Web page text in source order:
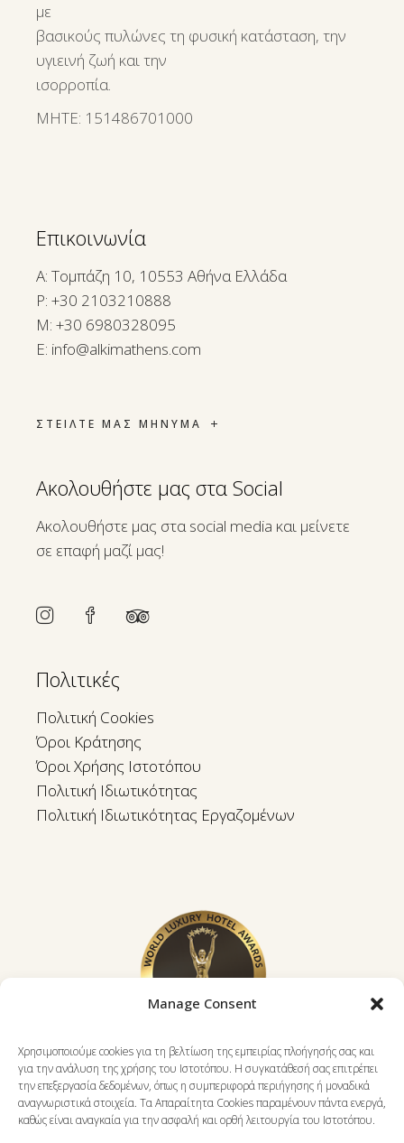
Manage Consent
Χρησιμοποιούμε cookies για τη βελτίωση της εμπειρίας πλοήγησής σας και
για την ανάλυση της χρήσης του Ιστοτόπου. Η συγκατάθεσή σας επιτρέπει
την επεξεργασία δεδομένων, όπως η συμπεριφορά περιήγησης ή μοναδικά
αναγνωριστικά στοιχεία. Τα Απαραίτητα Cookies παραμένουν πάντα ενεργά,
καθώς είναι αναγκαία για την ασφαλή και ορθή λειτουργία του Ιστοτόπου.
με
βασικούς πυλώνες τη φυσική κατάσταση, την
υγιεινή ζωή και την
ισορροπία.
ΜΗΤΕ: 151486701000
Επικοινωνία
A: Τομπάζη 10, 10553 Αθήνα Ελλάδα
P: +30 2103210888
M: +30 6980328095
E: info@alkimathens.com
ΣΤΕΙΛΤΕ ΜΑΣ ΜΗΝΥΜΑ
Ακολουθήστε μας στα Social
Ακολουθήστε μας στα social media και μείνετε
σε επαφή μαζί μας!
Πολιτικές
Πολιτική Cookies
Όροι Κράτησης
Όροι Χρήσης Ιστοτόπου
Πολιτική Ιδιωτικότητας
Πολιτική Ιδιωτικότητας Εργαζομένων